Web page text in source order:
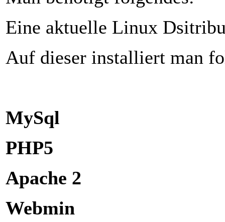
Eine aktuelle Linux
Auf dieser installiert man
MySql
PHP5
Apache 2
Webmin